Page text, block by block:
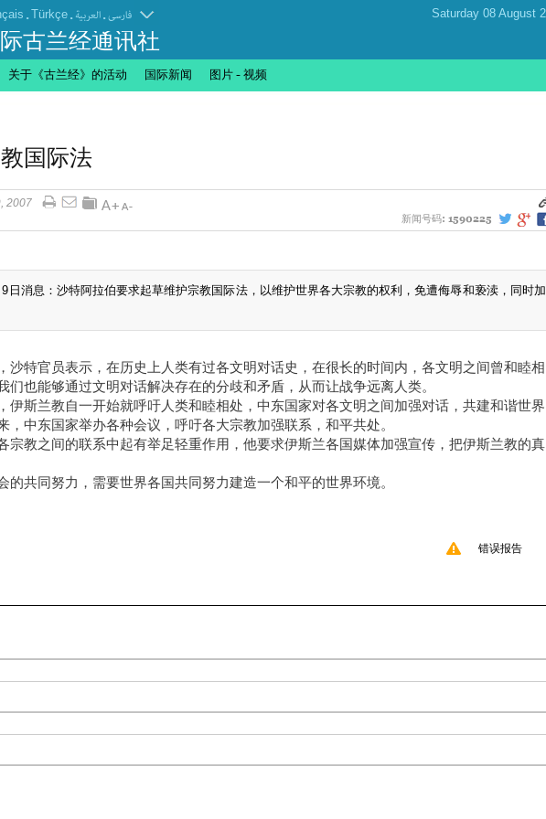
. Türkçe . العربیة.فارسی
古兰经通讯社
关于《古兰经》的活动 国际新闻 图片 - 视频
国际法
2007
新闻号码: 1590225
日消息：沙特阿拉伯要求起草维护宗教国际法，以维护世界各大宗教的权利，免遭侮辱和亵渎，同时加
沙特官员表示，在历史上人类有过各文明对话史，在很长的时间内，各文明之间曾和睦相
们也能够通过文明对话解决存在的分歧和矛盾，从而让战争远离人类。
伊斯兰教自一开始就呼吁人类和睦相处，中东国家对各文明之间加强对话，共建和谐世界
，中东国家举办各种会议，呼吁各大宗教加强联系，和平共处。
宗教之间的联系中起有举足轻重作用，他要求伊斯兰各国媒体加强宣传，把伊斯兰教的真
的共同努力，需要世界各国共同努力建造一个和平的世界环境。
错误报告